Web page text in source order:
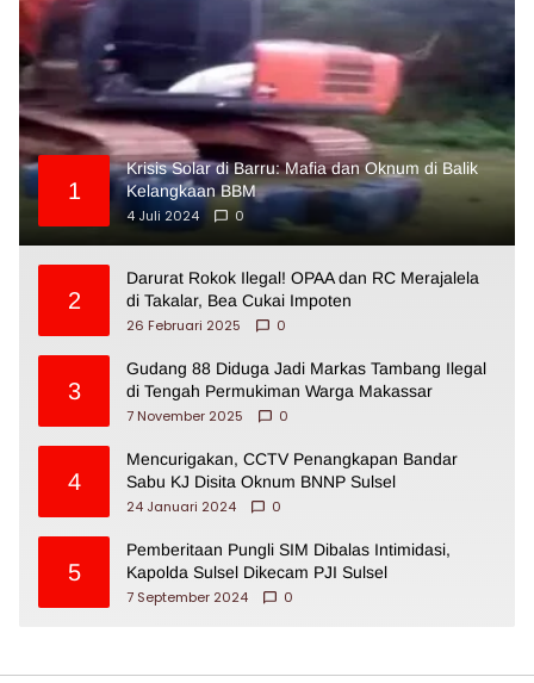
1
Krisis Solar di Barru: Mafia dan Oknum di Balik
Kelangkaan BBM
4 Juli 2024
0
2
Darurat Rokok Ilegal! OPAA dan RC Merajalela
di Takalar, Bea Cukai Impoten
26 Februari 2025
0
3
Gudang 88 Diduga Jadi Markas Tambang Ilegal
di Tengah Permukiman Warga Makassar
7 November 2025
0
4
Mencurigakan, CCTV Penangkapan Bandar
Sabu KJ Disita Oknum BNNP Sulsel
24 Januari 2024
0
5
Pemberitaan Pungli SIM Dibalas Intimidasi,
Kapolda Sulsel Dikecam PJI Sulsel
7 September 2024
0